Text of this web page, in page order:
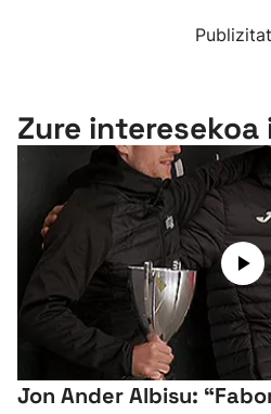
Zure
Jon Ander Albisu: